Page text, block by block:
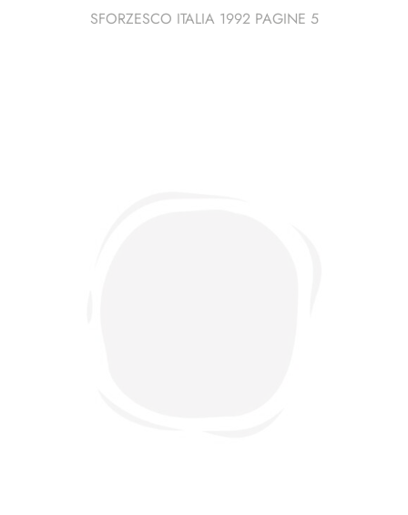
SFORZESCO ITALIA 1992 PAGINE 5